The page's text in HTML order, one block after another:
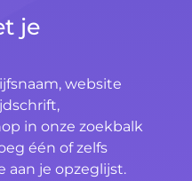
je
website
in onze zoekbalk
één of zelfs
aan je opzeglijst.